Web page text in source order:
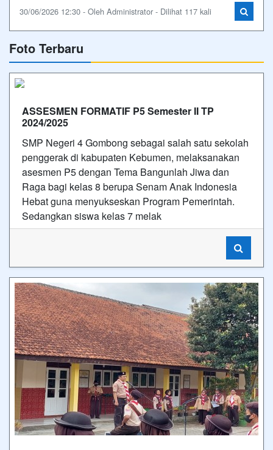
30/06/2026 12:30 - Oleh Administrator - Dilihat 117 kali
Foto Terbaru
ASSESMEN FORMATIF P5 Semester II TP
2024/2025
SMP Negeri 4 Gombong sebagai salah satu sekolah
penggerak di kabupaten Kebumen, melaksanakan
asesmen P5 dengan Tema Bangunlah Jiwa dan
Raga bagi kelas 8 berupa Senam Anak Indonesia
Hebat guna menyukseskan Program Pemerintah.
Sedangkan siswa kelas 7 melak